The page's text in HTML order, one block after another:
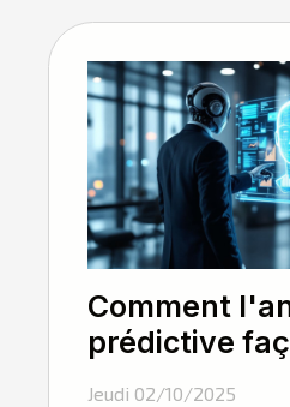
Comment
prédictive
l'avenir des
Jeudi 02/10/2025